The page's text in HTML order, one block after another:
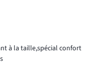
à la taille,spécial confort